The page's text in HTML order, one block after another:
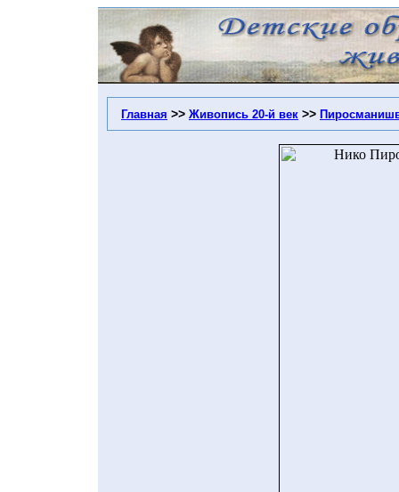
Главная >> Живопись 20-й век >>